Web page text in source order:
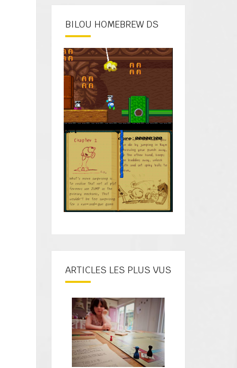
BILOU HOMEBREW DS
ARTICLES LES PLUS VUS